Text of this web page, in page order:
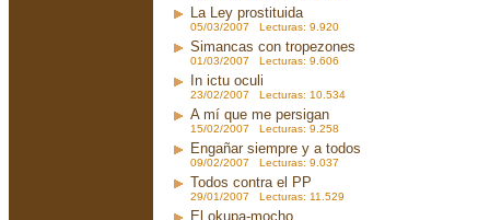
La Ley prostituida
05/03/2007 Lecturas: 9.920
Simancas con tropezones
01/03/2007 Lecturas: 9.606
In ictu oculi
23/02/2007 Lecturas: 10.534
A mí que me persigan
15/02/2007 Lecturas: 9.258
Engañar siempre y a todos
09/02/2007 Lecturas: 9.037
Todos contra el PP
29/01/2007 Lecturas: 11.529
El okupa-mocho